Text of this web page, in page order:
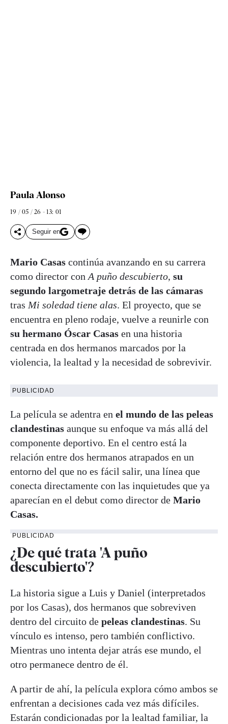
Paula Alonso
19 / 05 / 26 - 13: 01
Seguir en
Mario Casas continúa avanzando en su carrera
como director con A puño descubierto, su
segundo largometraje detrás de las cámaras
tras Mi soledad tiene alas. El proyecto, que se
encuentra en pleno rodaje, vuelve a reunirle con
su hermano Óscar Casas en una historia
centrada en dos hermanos marcados por la
violencia, la lealtad y la necesidad de sobrevivir.
PUBLICIDAD
La película se adentra en el mundo de las peleas
clandestinas aunque su enfoque va más allá del
componente deportivo. En el centro está la
relación entre dos hermanos atrapados en un
entorno del que no es fácil salir, una línea que
conecta directamente con las inquietudes que ya
aparecían en el debut como director de Mario
Casas.
PUBLICIDAD
¿De qué trata 'A puño
descubierto'?
La historia sigue a Luis y Daniel (interpretados
por los Casas), dos hermanos que sobreviven
dentro del circuito de peleas clandestinas. Su
vínculo es intenso, pero también conflictivo.
Mientras uno intenta dejar atrás ese mundo, el
otro permanece dentro de él.
A partir de ahí, la película explora cómo ambos se
enfrentan a decisiones cada vez más difíciles.
Estarán condicionadas por la lealtad familiar, la